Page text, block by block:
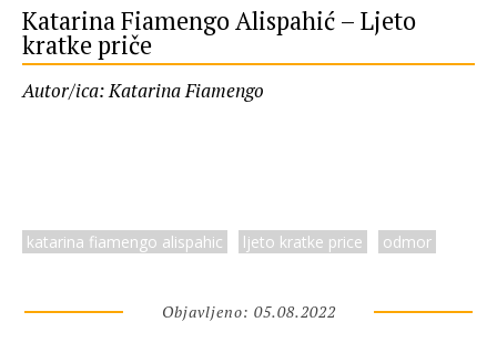
Katarina Fiamengo Alispahić – Ljeto
kratke priče
Autor/ica: Katarina Fiamengo
katarina fiamengo alispahic ljeto kratke price odmor
Objavljeno: 05.08.2022